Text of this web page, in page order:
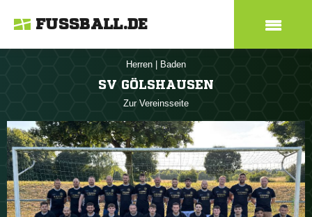
FUSSBALL.DE
Herren Baden
SV GÖLSHAUSEN
Zur Vereinsseite